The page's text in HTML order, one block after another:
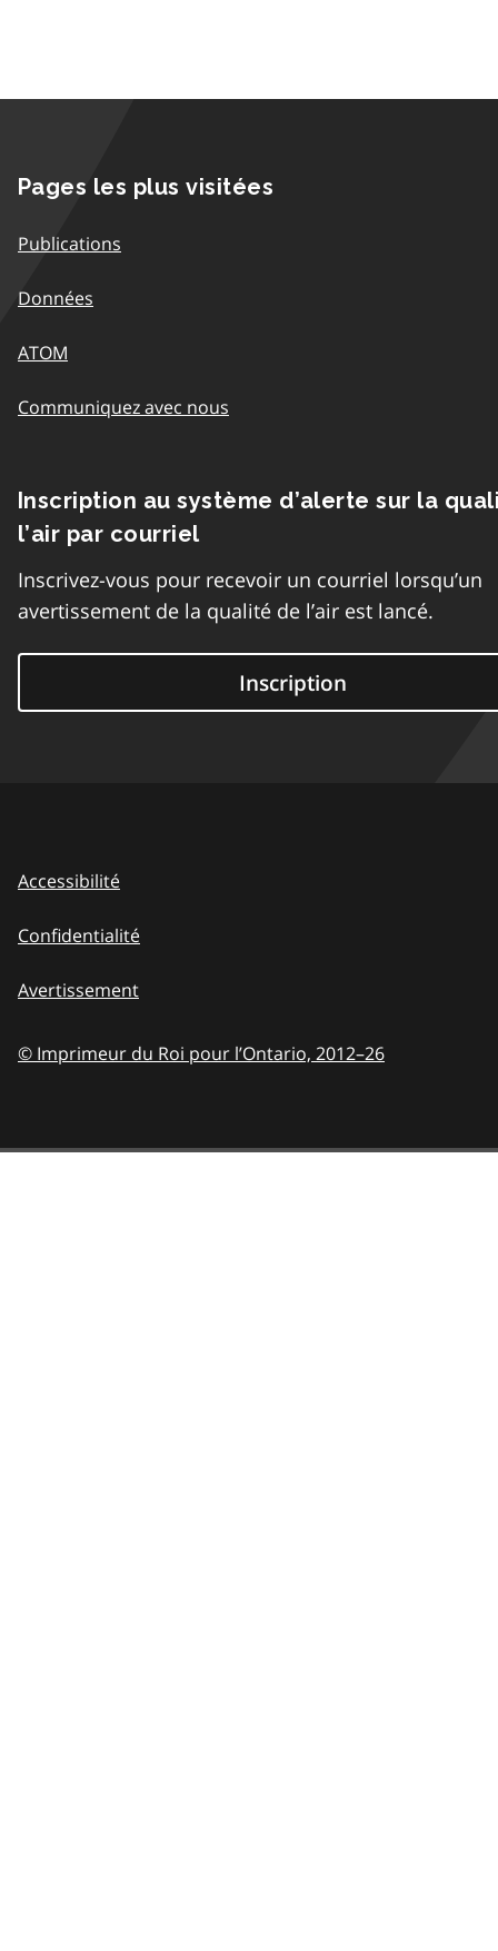
Pages les plus visitées
Publications
Données
ATOM
Communiquez avec nous
Inscription au système d’alerte sur la
l’air par courriel
Inscrivez-vous pour recevoir un courriel lorsqu’un
avertissement de la qualité de l’air est lancé.
Inscription
Accessibilité
Confidentialité
Avertissement
© Imprimeur du Roi pour l’Ontario, 2012–26